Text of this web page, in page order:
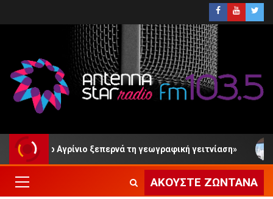
ξεπερνά τη γεωγραφική γειτνίαση» Μύτικας
ΑΚΟΎΣΤΕ ΖΩΝΤΑΝΆ